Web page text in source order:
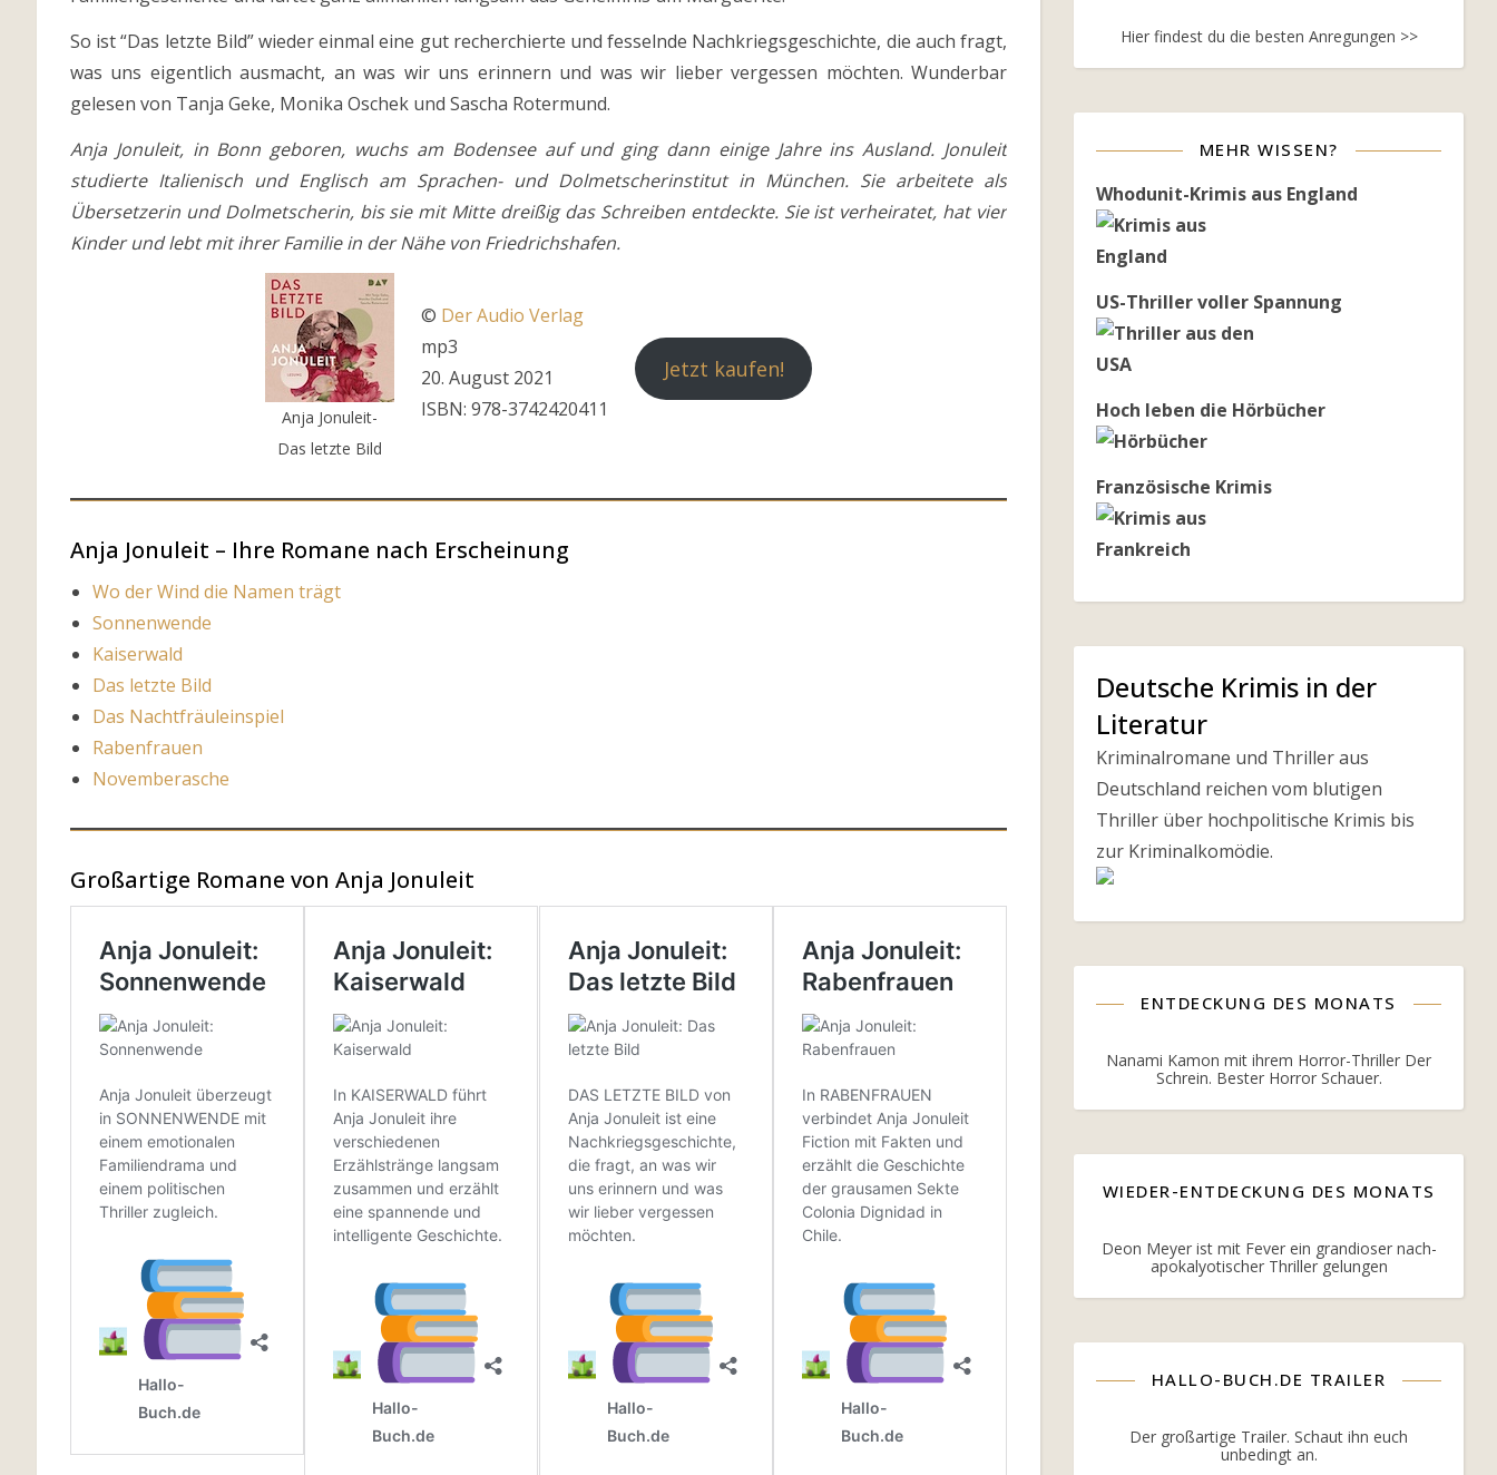
So ist “Das letzte Bild” wieder einmal eine gut recherchierte und fesselnde Nachkriegsgeschichte, die auch fragt,
was uns eigentlich ausmacht, an was wir uns erinnern und was wir lieber vergessen möchten. Wunderbar
gelesen von Tanja Geke, Monika Oschek und Sascha Rotermund.
Anja Jonuleit, in Bonn geboren, wuchs am Bodensee auf und ging dann einige Jahre ins Ausland. Jonuleit
studierte Italienisch und Englisch am Sprachen- und Dolmetscherinstitut in München. Sie arbeitete als
Übersetzerin und Dolmetscherin, bis sie mit Mitte dreißig das Schreiben entdeckte. Sie ist verheiratet, hat vier
Kinder und lebt mit ihrer Familie in der Nähe von Friedrichshafen.
Anja Jonuleit-
Das letzte Bild
© Der Audio Verlag
mp3
20. August 2021
ISBN: 978-3742420411
Jetzt kaufen!
Anja Jonuleit – Ihre Romane nach Erscheinung
Wo der Wind die Namen trägt
Sonnenwende
Kaiserwald
Das letzte Bild
Das Nachtfräuleinspiel
Rabenfrauen
Novemberasche
Großartige Romane von Anja Jonuleit
Hier findest du die besten Anregungen >>
MEHR WISSEN?
Whodunit-Krimis aus England
US-Thriller voller Spannung
Hoch leben die Hörbücher
Französische Krimis
Deutsche Krimis in der
Literatur
Kriminalromane und Thriller aus
Deutschland reichen vom blutigen
Thriller über hochpolitische Krimis bis
zur Kriminalkomödie.
ENTDECKUNG DES MONATS
Nanami Kamon mit ihrem Horror-Thriller Der
Schrein. Bester Horror Schauer.
WIEDER-ENTDECKUNG DES MONATS
Deon Meyer ist mit Fever ein grandioser nach-
apokalyotischer Thriller gelungen
HALLO-BUCH.DE TRAILER
Der großartige Trailer. Schaut ihn euch
unbedingt an.